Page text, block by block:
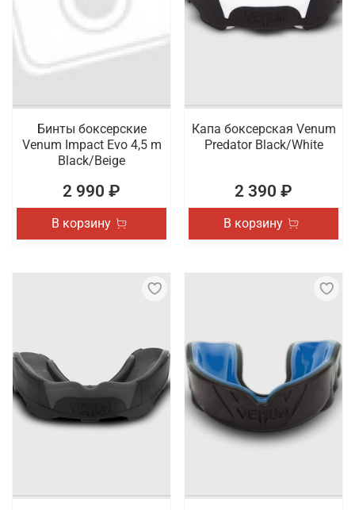
Бинты боксерские
Venum Impact Evo 4,5 m
Black/Beige
2 990 ₽
В корзину
Капа боксерская Venum
Predator Black/White
2 390 ₽
В корзину